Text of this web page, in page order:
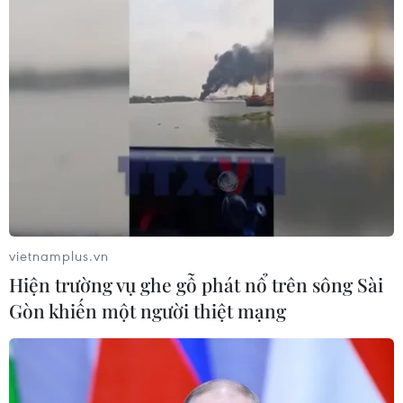
Làng chài Ine và
Amanohashidate - nét đẹp bình yên
của vùng biển Kyoto
Xem thêm
CƠ QUAN CHỦ QUẢN: THÔNG TẤN XÃ VIỆT NAM
vietnamplus.vn
Hiện trường vụ ghe gỗ phát nổ trên sông Sài
Gòn khiến một người thiệt mạng